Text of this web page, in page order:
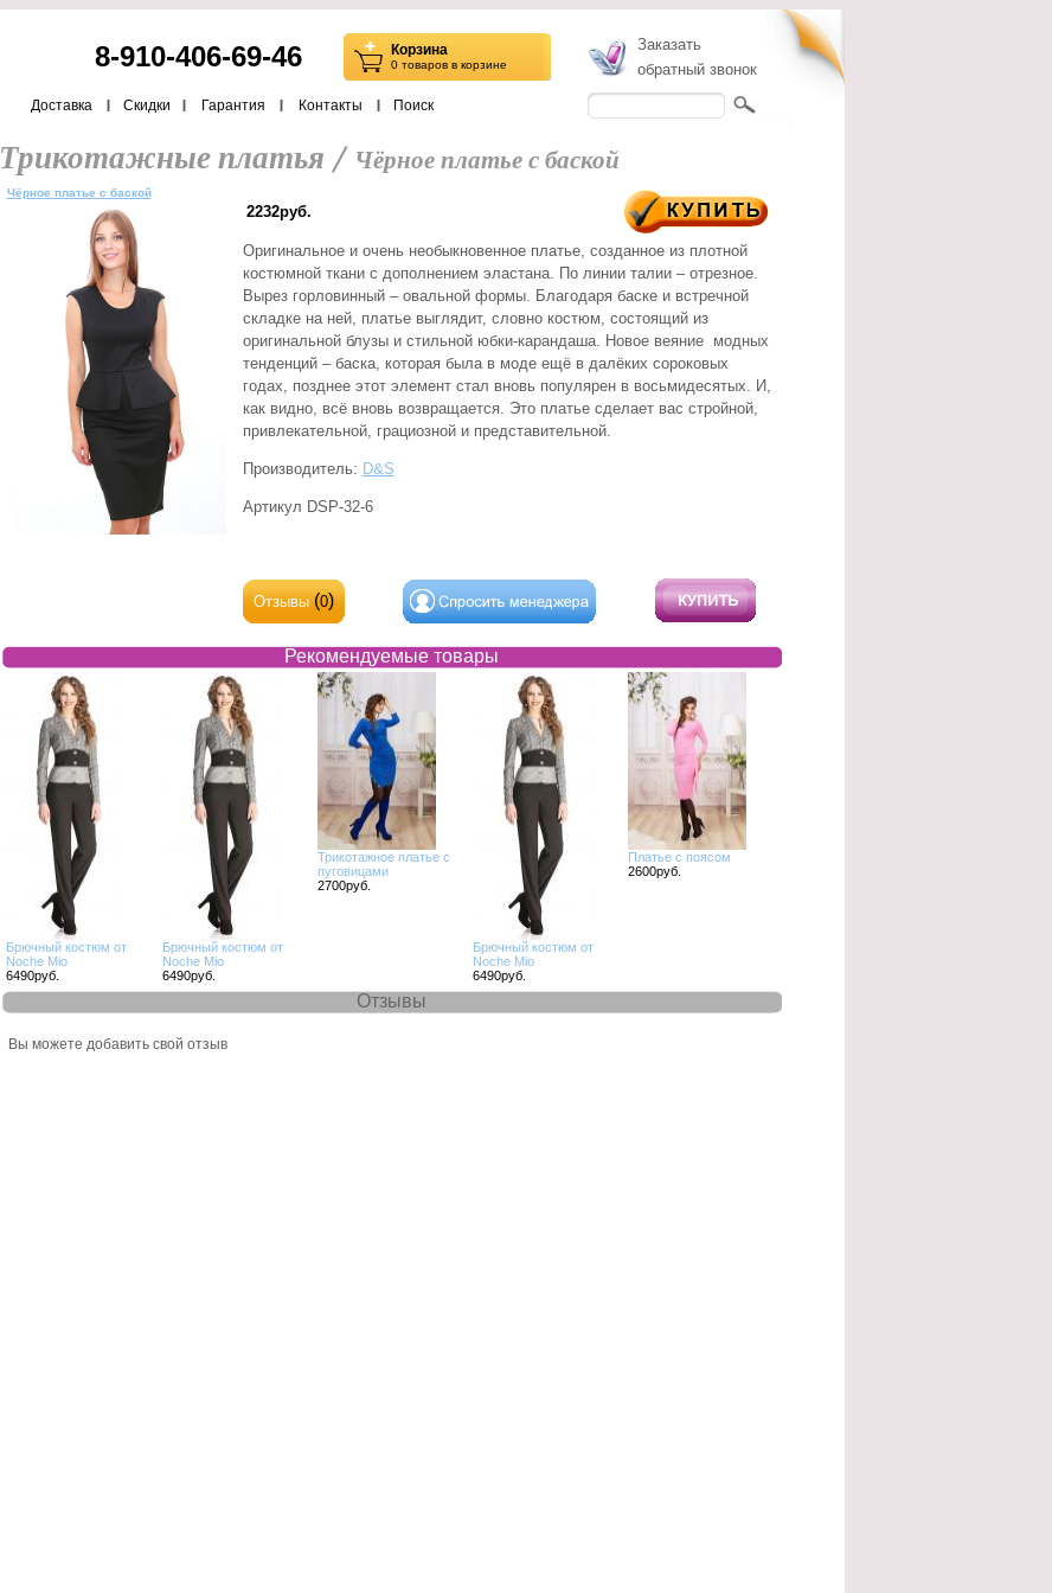
8-910-406-69-46 Корзина
0 товаров в корзине
Заказать
обратный звонок
Доставка Скидки Гарантия Контакты Поиск
Трикотажные платья / Чёрное платье с баской
Чёрное платье с баской
2232руб.
Оригинальное и очень необыкновенное платье, созданное из плотной
костюмной ткани с дополнением эластана. По линии талии – отрезное.
Вырез горловинный – овальной формы. Благодаря баске и встречной
складке на ней, платье выглядит, словно костюм, состоящий из
оригинальной блузы и стильной юбки-карандаша. Новое веяние модных
тенденций – баска, которая была в моде ещё в далёких сороковых
годах, позднее этот элемент стал вновь популярен в восьмидесятых. И,
как видно, всё вновь возвращается. Это платье сделает вас стройной,
привлекательной, грациозной и представительной.
Производитель: D&S
Артикул DSP-32-6
Отзывы(0)
Рекомендуемые товары
Брючный костюм от
Noche Mio
6490руб.
Брючный костюм от
Noche Mio
6490руб.
Трикотажное платье с
пуговицами
2700руб.
Брючный костюм от
Noche Mio
6490руб.
Платье с поясом
2600руб.
Отзывы
Вы можете добавить свой отзыв